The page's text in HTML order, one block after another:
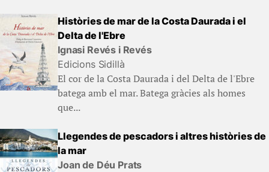
Històries de mar de la Costa Daurada i el
Delta de l'Ebre
Ignasi Revés i Revés
Edicions Sidillà
El cor de la Costa Daurada i del Delta de l'Ebre
batega amb el mar. Batega gràcies als homes
que...
Llegendes de pescadors i altres històries de
la mar
Joan de Déu Prats